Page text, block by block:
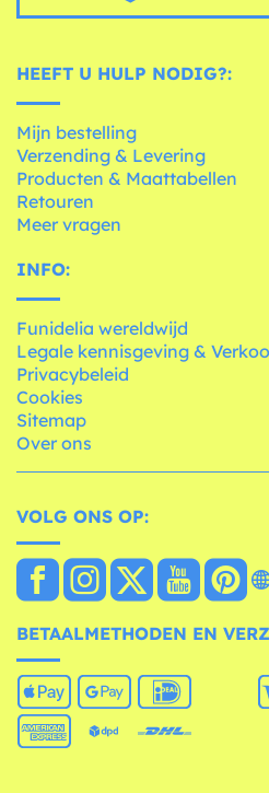
HEEFT U HULP NODIG?:
Mijn bestelling
Verzending & Levering
Producten & Maattabellen
Retouren
Meer vragen
INFO:
Funidelia wereldwijd
Legale kennisgeving &
Privacybeleid
Cookies
Sitemap
Over ons
VOLG ONS OP:
BETAALMETHODEN EN